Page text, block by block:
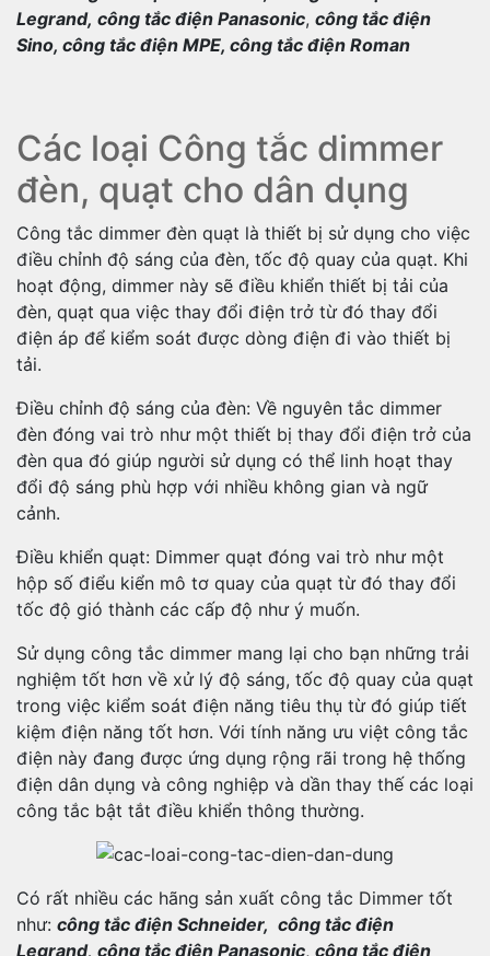
Legrand, công tắc điện Panasonic, công tắc điện
Sino, công tắc điện MPE, công tắc điện Roman
Các loại Công tắc dimmer
đèn, quạt cho dân dụng
Công tắc dimmer đèn quạt là thiết bị sử dụng cho việc
điều chỉnh độ sáng của đèn, tốc độ quay của quạt. Khi
hoạt động, dimmer này sẽ điều khiển thiết bị tải của
đèn, quạt qua việc thay đổi điện trở từ đó thay đổi
điện áp để kiểm soát được dòng điện đi vào thiết bị
tải.
Điều chỉnh độ sáng của đèn: Về nguyên tắc dimmer
đèn đóng vai trò như một thiết bị thay đổi điện trở của
đèn qua đó giúp người sử dụng có thể linh hoạt thay
đổi độ sáng phù hợp với nhiều không gian và ngữ
cảnh.
Điều khiển quạt: Dimmer quạt đóng vai trò như một
hộp số điểu kiển mô tơ quay của quạt từ đó thay đổi
tốc độ gió thành các cấp độ như ý muốn.
Sử dụng công tắc dimmer mang lại cho bạn những trải
nghiệm tốt hơn về xử lý độ sáng, tốc độ quay của quạt
trong việc kiểm soát điện năng tiêu thụ từ đó giúp tiết
kiệm điện năng tốt hơn. Với tính năng ưu việt công tắc
điện này đang được ứng dụng rộng rãi trong hệ thống
điện dân dụng và công nghiệp và dần thay thế các loại
công tắc bật tắt điều khiển thông thường.
Có rất nhiều các hãng sản xuất công tắc Dimmer tốt
như: công tắc điện Schneider, công tắc điện
Legrand, công tắc điện Panasonic, công tắc điện